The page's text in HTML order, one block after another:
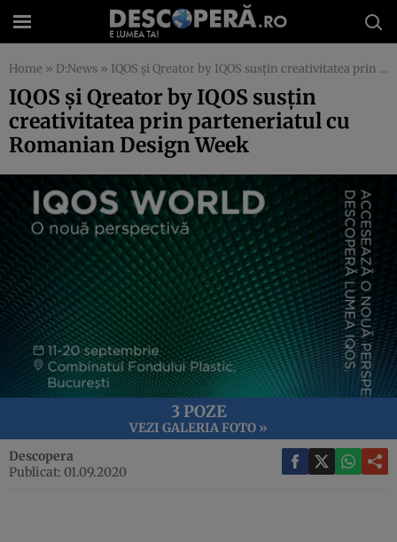
Home » D:News » IQOS și Qreator by IQOS susțin creativitatea prin parteneriatul cu Romanian Design Week
IQOS și Qreator by IQOS susțin
creativitatea prin parteneriatul cu
Romanian Design Week
3 POZE
VEZI GALERIA FOTO »
Descopera
Publicat: 01.09.2020